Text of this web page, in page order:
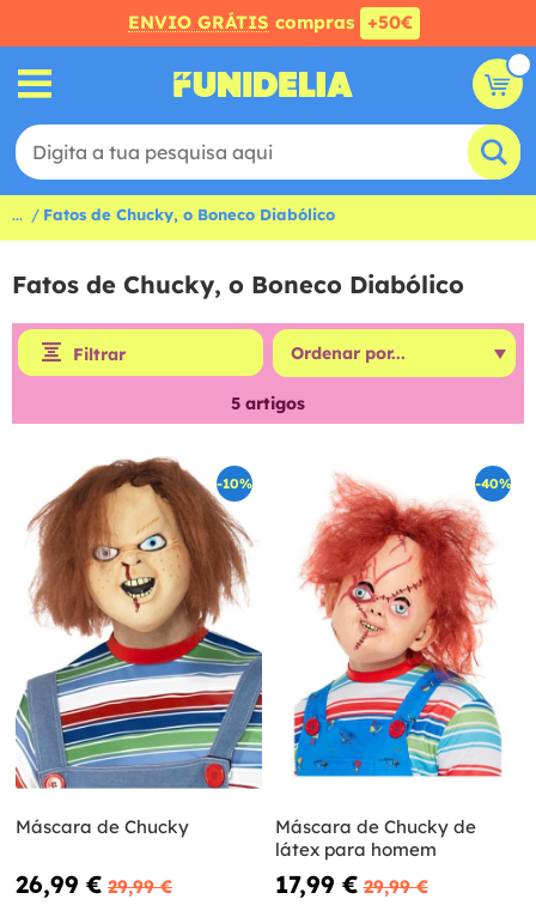
ENVIO GRÁTIS compras +50€
... Fatos de Chucky, o Boneco Diabólico
Fatos de Chucky, o Boneco Diabólico
Filtrar
5 artigos
-10%
Máscara de Chucky
26,99 € 29,99 €
-40%
Máscara de Chucky de
látex para homem
17,99 € 29,99 €